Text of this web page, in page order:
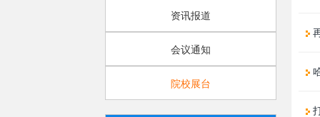
资讯报道
会议通知
院校展台